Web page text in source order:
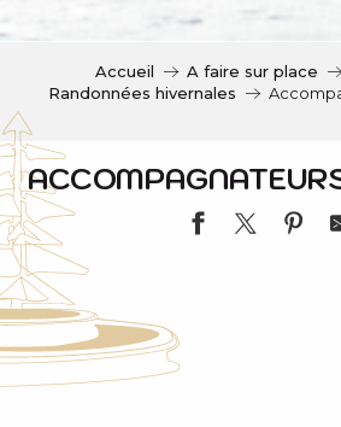
l
Accueil A faire sur place
Randonnées hivernales